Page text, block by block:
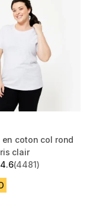
coton col rond
clair
4.6
5 stars from 4481
(4481)